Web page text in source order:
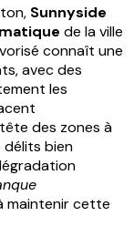
Sunnyside
de la ville
connaît une
avec des
les
des zones à
délits bien
maintenir cette